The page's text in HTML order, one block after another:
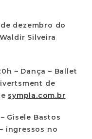
dezembro do
Silveira
– Dança – Ballet
de
sympla.com.br
Gisele Bastos
ingressos no